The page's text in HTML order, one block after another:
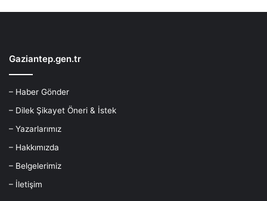
Gaziantep.gen.tr
– Haber Gönder
– Dilek Şikayet Öneri & İstek
– Yazarlarımız
– Hakkımızda
– Belgelerimiz
– İletişim